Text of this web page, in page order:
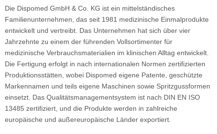
Die Dispomed GmbH & Co. KG ist ein mittelständisches
Familienunternehmen, das seit 1981 medizinische Einmalprodukte
entwickelt und vertreibt. Das Unternehmen hat sich über vier
Jahrzehnte zu einem der führenden Vollsortimenter für
medizinische Verbrauchsmaterialien im klinischen Alltag entwickelt.
Die Fertigung erfolgt in nach internationalen Normen zertifizierten
Produktionsstätten, wobei Dispomed eigene Patente, geschützte
Markennamen und teils eigene Maschinen sowie Spritzgussformen
einsetzt. Das Qualitätsmanagementsystem ist nach DIN EN ISO
13485 zertifiziert, und die Produkte werden in zahlreiche
europäische und außereuropäische Länder exportiert.